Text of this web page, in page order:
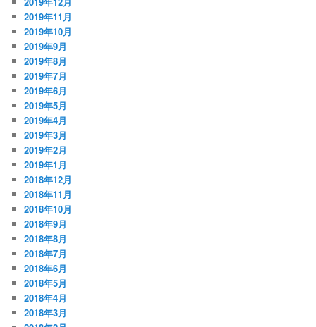
2019年11月
2019年10月
2019年9月
2019年8月
2019年7月
2019年6月
2019年5月
2019年4月
2019年3月
2019年2月
2019年1月
2018年12月
2018年11月
2018年10月
2018年9月
2018年8月
2018年7月
2018年6月
2018年5月
2018年4月
2018年3月